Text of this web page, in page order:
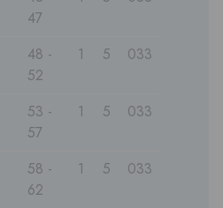
47
48 -
52
1 5 033
53 -
57
1 5 033
58 -
62
1 5 033